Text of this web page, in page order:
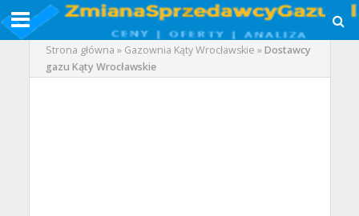
Strona główna » Gazownia Kąty Wrocławskie »Dostawcy
gazu Kąty Wrocławskie